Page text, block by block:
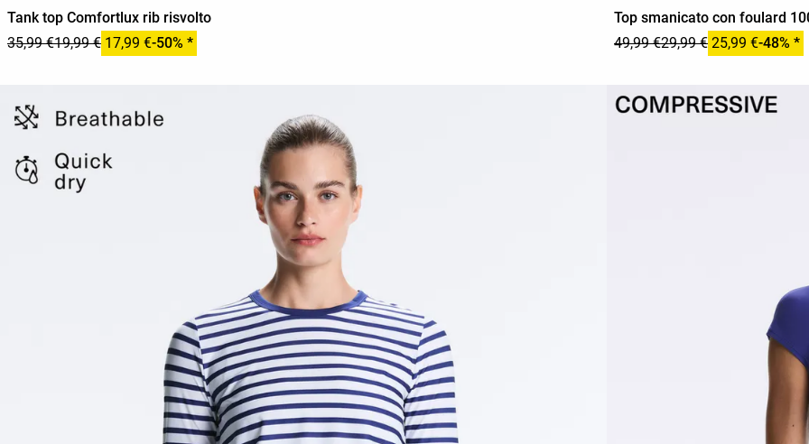
Tank top Comfortlux rib risvolto
35,99 €19,99 € 17,99 €-50% *
Top smanicato con foulard
49,99 €29,99 € 25,99 €-48% *